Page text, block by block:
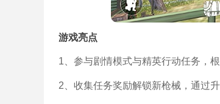
游戏亮点
1、参与剧情模式与精英行动任务，
2、收集任务奖励解锁新枪械，通过